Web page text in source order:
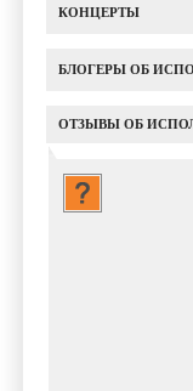
КОНЦЕРТЫ
БЛОГЕРЫ ОБ
ОТЗЫВЫ ОБ